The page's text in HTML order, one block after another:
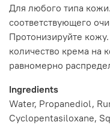
Для любого типа
соответствующего
Протонизируйте
количество крема на
равномерно
Ingredients
Water, Propanediol,
Cyclopentasiloxane,